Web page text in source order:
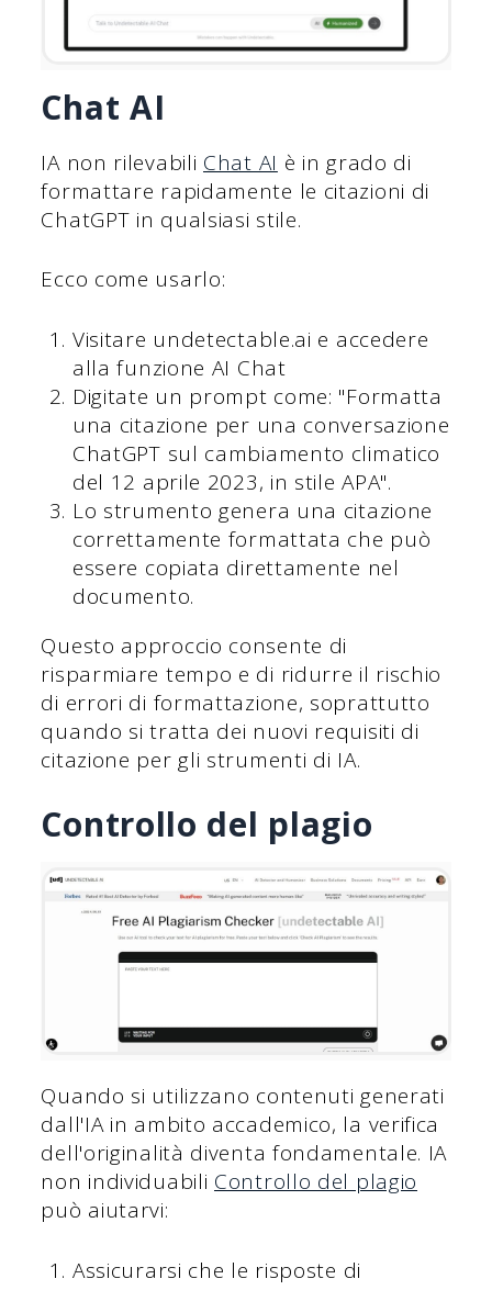
Chat AI
IA non rilevabili Chat AI è in grado di
formattare rapidamente le citazioni di
ChatGPT in qualsiasi stile.
Ecco come usarlo:
Visitare undetectable.ai e accedere
alla funzione AI Chat
Digitate un prompt come: "Formatta
una citazione per una conversazione
ChatGPT sul cambiamento climatico
del 12 aprile 2023, in stile APA".
Lo strumento genera una citazione
correttamente formattata che può
essere copiata direttamente nel
documento.
Questo approccio consente di
risparmiare tempo e di ridurre il rischio
di errori di formattazione, soprattutto
quando si tratta dei nuovi requisiti di
citazione per gli strumenti di IA.
Controllo del plagio
Quando si utilizzano contenuti generati
dall'IA in ambito accademico, la verifica
dell'originalità diventa fondamentale. IA
non individuabili Controllo del plagio
può aiutarvi:
Assicurarsi che le risposte di